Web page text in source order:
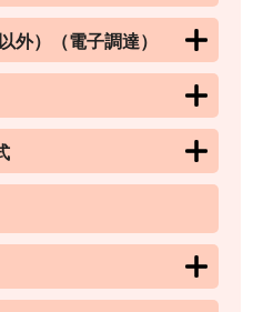
外）（電子調達）